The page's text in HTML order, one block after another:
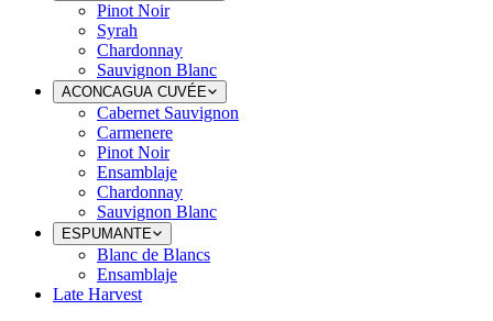
Pinot Noir
Syrah
Chardonnay
Sauvignon Blanc
ACONCAGUA CUVÉE
Cabernet Sauvignon
Carmenere
Pinot Noir
Ensamblaje
Chardonnay
Sauvignon Blanc
ESPUMANTE
Blanc de Blancs
Ensamblaje
Late Harvest